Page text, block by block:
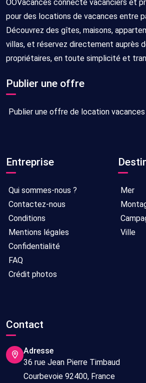
OOVacances connecte vacanciers et
pour des locations de vacances entre
Découvrez des gîtes, maisons,
villas, et réservez directement auprès
propriétaires, en toute simplicité et
Publier une offre
Publier une offre de location vacances
Entreprise
Qui sommes-nous ?
Contactez-nous
Conditions
Mentions légales
Confidentialité
FAQ
Crédit photos
Mer
Ville
Contact
Adresse
36 rue Jean Pierre Timbaud
Courbevoie 92400, France